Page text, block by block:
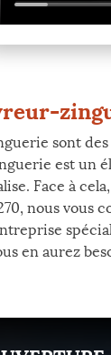
sont
est
Face à
nous
en aurez